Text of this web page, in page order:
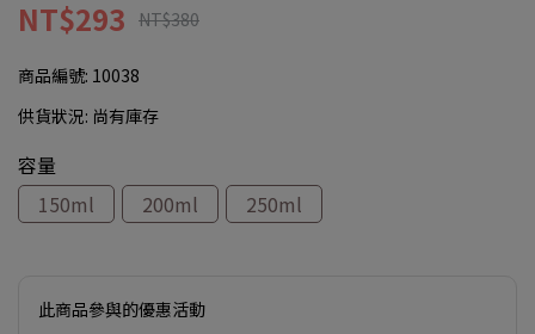
NT$293 NT$380
商品編號: 10038
供貨狀況: 尚有庫存
容量
150ml
200ml 250ml
此商品參與的優惠活動